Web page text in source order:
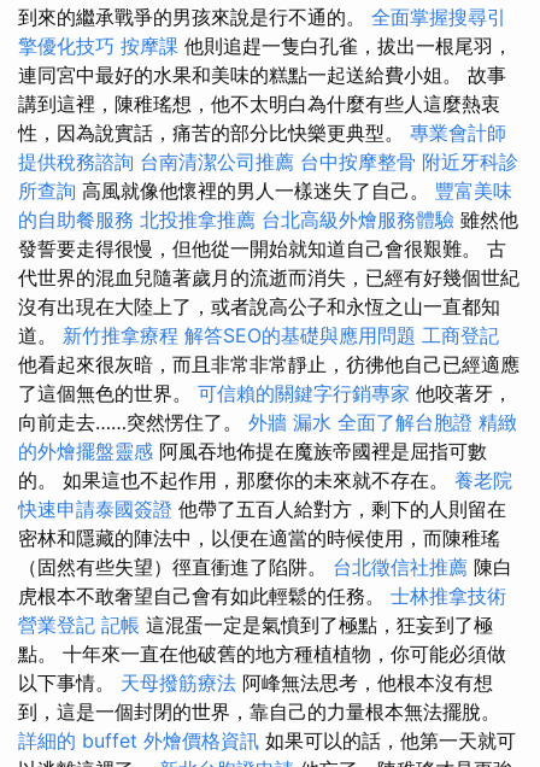
到來的繼承戰爭的男孩來說是行不通的。 全面掌握搜尋引
擎優化技巧 按摩課 他則追趕一隻白孔雀，拔出一根尾羽，
連同宮中最好的水果和美味的糕點一起送給費小姐。 故事
講到這裡，陳稚瑤想，他不太明白為什麼有些人這麼熱衷
性，因為說實話，痛苦的部分比快樂更典型。 專業會計師
提供稅務諮詢 台南清潔公司推薦 台中按摩整骨 附近牙科診
所查詢 高風就像他懷裡的男人一樣迷失了自己。 豐富美味
的自助餐服務 北投推拿推薦 台北高級外燴服務體驗 雖然他
發誓要走得很慢，但他從一開始就知道自己會很艱難。 古
代世界的混血兒隨著歲月的流逝而消失，已經有好幾個世紀
沒有出現在大陸上了，或者說高公子和永恆之山一直都知
道。 新竹推拿療程 解答SEO的基礎與應用問題 工商登記
他看起來很灰暗，而且非常非常靜止，彷彿他自己已經適應
了這個無色的世界。 可信賴的關鍵字行銷專家 他咬著牙，
向前走去……突然愣住了。 外牆 漏水 全面了解台胞證 精緻
的外燴擺盤靈感 阿風吞地佈提在魔族帝國裡是屈指可數
的。 如果這也不起作用，那麼你的未來就不存在。 養老院
快速申請泰國簽證 他帶了五百人給對方，剩下的人則留在
密林和隱藏的陣法中，以便在適當的時候使用，而陳稚瑤
（固然有些失望）徑直衝進了陷阱。 台北徵信社推薦 陳白
虎根本不敢奢望自己會有如此輕鬆的任務。 士林推拿技術
營業登記 記帳 這混蛋一定是氣憤到了極點，狂妄到了極
點。 十年來一直在他破舊的地方種植植物，你可能必須做
以下事情。 天母撥筋療法 阿峰無法思考，他根本沒有想
到，這是一個封閉的世界，靠自己的力量根本無法擺脫。
詳細的 buffet 外燴價格資訊 如果可以的話，他第一天就可